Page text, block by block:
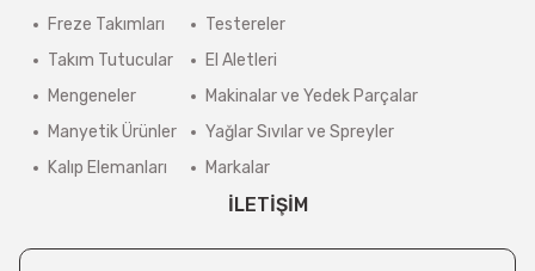
Freze Takımları
Takım Tutucular
Mengeneler
Manyetik Ürünler
Kalıp Elemanları
Testereler
El Aletleri
Makinalar ve Yedek Parçalar
Yağlar Sıvılar ve Spreyler
Markalar
İLETİŞİM